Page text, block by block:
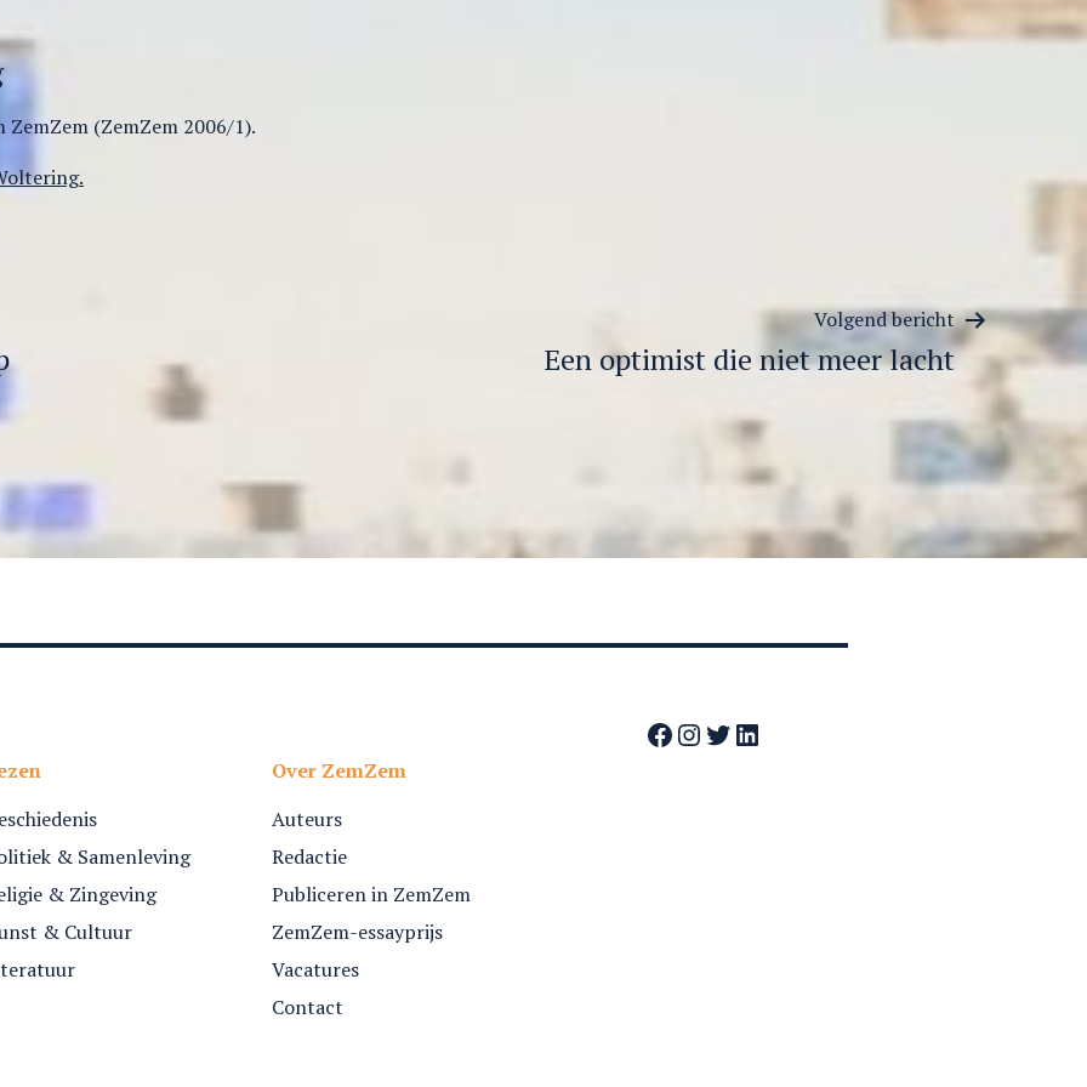
(ZemZem 2006/1).
Volgend bericht
Een optimist die niet meer lacht
& Samenleving
& Zingeving
& Cultuur
Over ZemZem
Auteurs
Redactie
Publiceren in ZemZem
ZemZem-essayprijs
Vacatures
Contact
Facebook
Instagram
Twitter
LinkedIn